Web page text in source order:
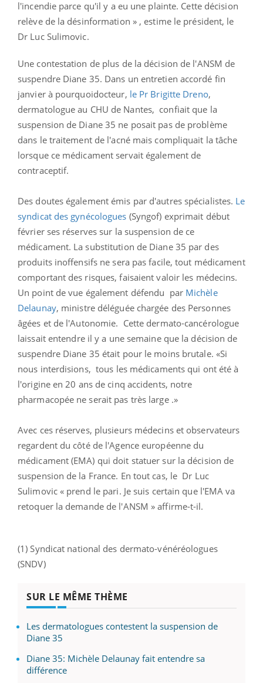
l'incendie parce qu'il y a eu une plainte. Cette décision
relève de la désinformation » , estime le président, le
Dr Luc Sulimovic.
Une contestation de plus de la décision de l'ANSM de
suspendre Diane 35. Dans un entretien accordé fin
janvier à pourquoidocteur, le Pr Brigitte Dreno,
dermatologue au CHU de Nantes, confiait que la
suspension de Diane 35 ne posait pas de problème
dans le traitement de l'acné mais compliquait la tâche
lorsque ce médicament servait également de
contraceptif.
Des doutes également émis par d'autres spécialistes. Le
syndicat des gynécologues (Syngof) exprimait début
février ses réserves sur la suspension de ce
médicament. La substitution de Diane 35 par des
produits inoffensifs ne sera pas facile, tout médicament
comportant des risques, faisaient valoir les médecins.
Un point de vue également défendu par Michèle
Delaunay, ministre déléguée chargée des Personnes
âgées et de l'Autonomie. Cette dermato-cancérologue
laissait entendre il y a une semaine que la décision de
suspendre Diane 35 était pour le moins brutale. «Si
nous interdisions, tous les médicaments qui ont été à
l'origine en 20 ans de cinq accidents, notre
pharmacopée ne serait pas très large .»
Avec ces réserves, plusieurs médecins et observateurs
regardent du côté de l'Agence européenne du
médicament (EMA) qui doit statuer sur la décision de
suspension de la France. En tout cas, le Dr Luc
Sulimovic « prend le pari. Je suis certain que l'EMA va
retoquer la demande de l'ANSM » affirme-t-il.
(1) Syndicat national des dermato-vénéréologues
(SNDV)
SUR LE MÊME THÈME
Les dermatologues contestent la suspension de
Diane 35
Diane 35: Michèle Delaunay fait entendre sa
différence